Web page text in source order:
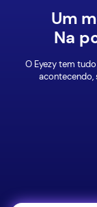
Um
Na
O Eyezy tem
acontecendo,